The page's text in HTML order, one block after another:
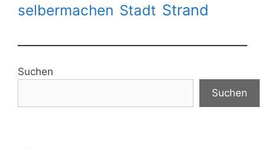
selbermachen Stadt Strand
Suchen
Suchen